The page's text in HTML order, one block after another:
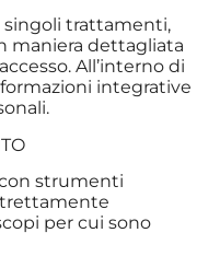
singoli trattamenti,
maniera dettagliata
All’interno di
integrative
strumenti
per cui sono